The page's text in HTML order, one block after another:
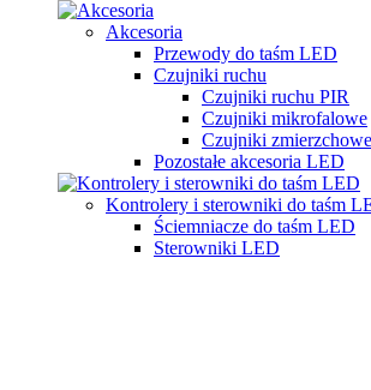
Akcesoria
Przewody do taśm LED
Czujniki ruchu
Czujniki ruchu PIR
Czujniki mikrofalowe
Czujniki zmierzchowe
Pozostałe akcesoria LED
Kontrolery i sterowniki do taśm
Ściemniacze do taśm LED
Sterowniki LED